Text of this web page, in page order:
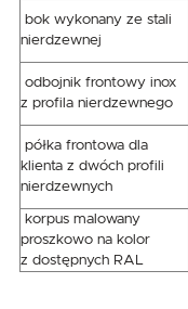
bok wykonany ze stali
nierdzewnej
odbojnik frontowy inox
z profila nierdzewnego
półka frontowa dla
klienta z dwóch profili
nierdzewnych
korpus malowany
proszkowo na kolor
z dostępnych RAL